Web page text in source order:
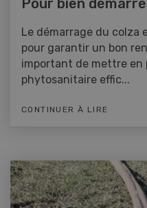
Le démarrage du colza
pour garantir un bon
important de mettre en
phytosanitaire effic...
CONTINUER À LIRE